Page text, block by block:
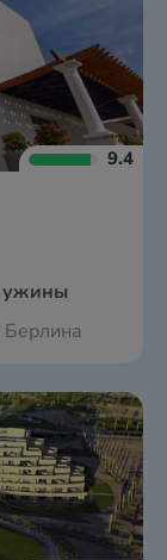
9.4
ужины
Берлина